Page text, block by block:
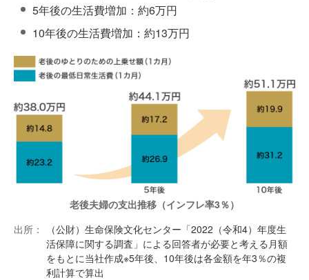
5年後の生活費増加：約6万円
10年後の生活費増加：約13万円
老後夫婦の支出推移（インフレ率3％）
出所：
（公財）生命保険文化センター「2022（令和4）年度生
活保障に関する調査」による回答者が必要と考える月額
をもとに当社作成※5年後、10年後は各金額を年3％の複
利計算で算出